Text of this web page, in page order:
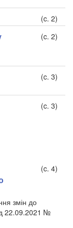
(c. 2)
(c. 2)
(c. 3)
(c. 3)
(c. 4)
змін до
22.09.2021 №